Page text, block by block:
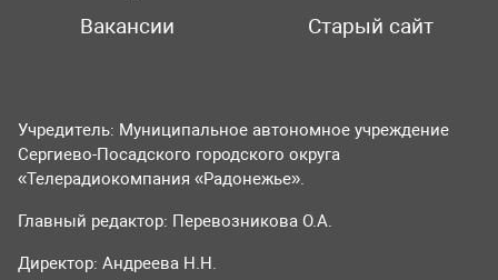
Вакансии
Старый сайт
Учредитель: Муниципальное автономное учреждение
Сергиево-Посадского городского округа
«Телерадиокомпания «Радонежье».
Главный редактор: Перевозникова О.А.
Директор: Андреева Н.Н.